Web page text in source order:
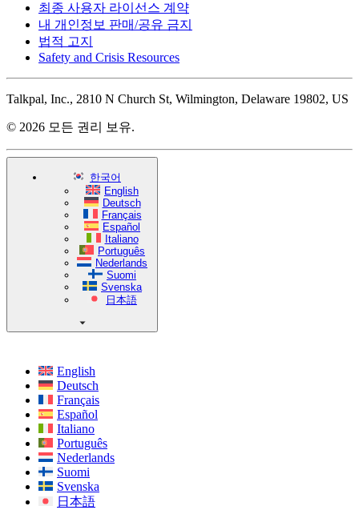
최종 사용자 라이선스 계약
내 개인정보 판매/공유 금지
법적 고지
Safety and Crisis Resources
Talkpal, Inc., 2810 N Church St, Wilmington, Delaware 19802, US
© 2026 모든 권리 보유.
한국어
English
Deutsch
Français
Español
Italiano
Português
Nederlands
Suomi
Svenska
日本語
English
Deutsch
Français
Español
Italiano
Português
Nederlands
Suomi
Svenska
日本語